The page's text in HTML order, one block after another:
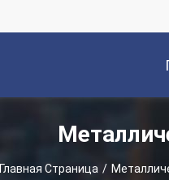
Главная Страница /